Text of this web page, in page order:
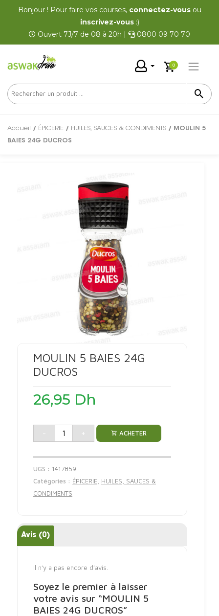
Bonjour ! Pour faire vos courses, connectez-vousou
inscrivez-vous:)
Ouvert 7J/7 de 08 à 20h |
0800 09 70 70
0
Accueil / ÉPICERIE / HUILES, SAUCES & CONDIMENTS / MOULIN 5
BAIES 24G DUCROS
MOULIN 5 BAIES 24G
DUCROS
26,95 Dh
- + ACHETER
UGS : 1417859
Catégories : ÉPICERIE HUILES, SAUCES &
CONDIMENTS
Avis (0)
Il n’y a pas encore d’avis.
Soyez le premier à laisser
votre avis sur “MOULIN 5
BAIES 24G DUCROS”